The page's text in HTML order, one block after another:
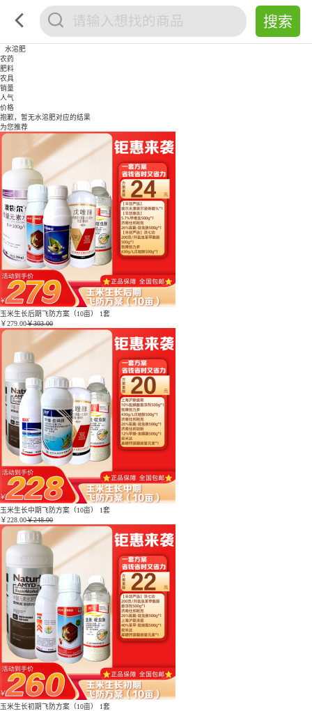
水溶肥
农药
肥料
农具
销量
人气
价格
抱歉，暂无水溶肥对应的结果
为您推荐
玉米生长后期飞防方案（10亩） 1套
￥279.00￥303.00
玉米生长中期飞防方案（10亩） 1套
￥228.00￥248.00
玉米生长初期飞防方案（10亩） 1套